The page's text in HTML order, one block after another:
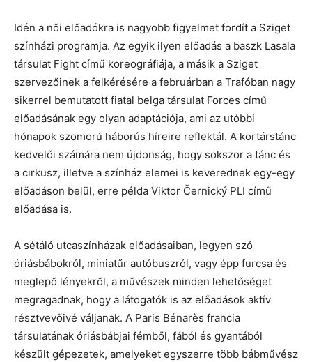
Idén a női előadókra is nagyobb figyelmet fordít a Sziget
színházi programja. Az egyik ilyen előadás a baszk Lasala
társulat Fight című koreográfiája, a másik a Sziget
szervezőinek a felkérésére a februárban a Trafóban nagy
sikerrel bemutatott fiatal belga társulat Forces című
előadásának egy olyan adaptációja, ami az utóbbi
hónapok szomorú háborús híreire reflektál. A kortárstánc
kedvelői számára nem újdonság, hogy sokszor a tánc és
a cirkusz, illetve a színház elemei is keverednek egy-egy
előadáson belül, erre példa Viktor Černický PLI című
előadása is.
A sétáló utcaszínházak előadásaiban, legyen szó
óriásbábokról, miniatűr autóbuszról, vagy épp furcsa és
meglepő lényekről, a művészek minden lehetőséget
megragadnak, hogy a látogatók is az előadások aktív
résztvevőivé váljanak. A Paris Bénarès francia
társulatának óriásbábjai fémből, fából és gyantából
készült gépezetek, amelyeket egyszerre több bábművész